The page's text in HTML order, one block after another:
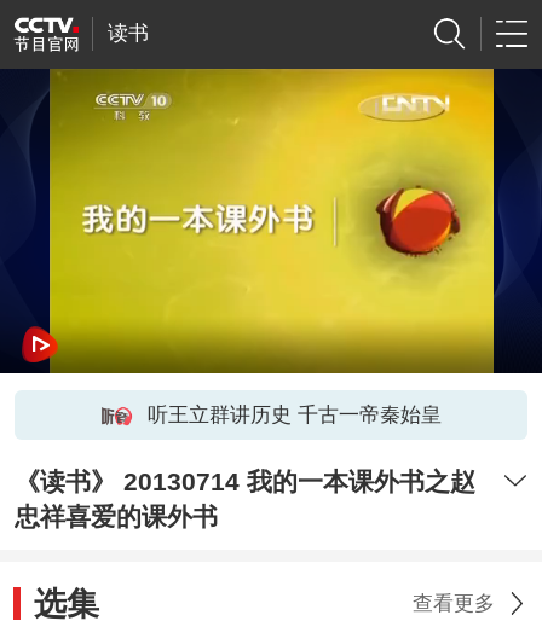
读书
听王立群讲历史 千古一帝秦始皇
《读书》 20130714 我的一本课外书之赵
忠祥喜爱的课外书
选集 查看更多